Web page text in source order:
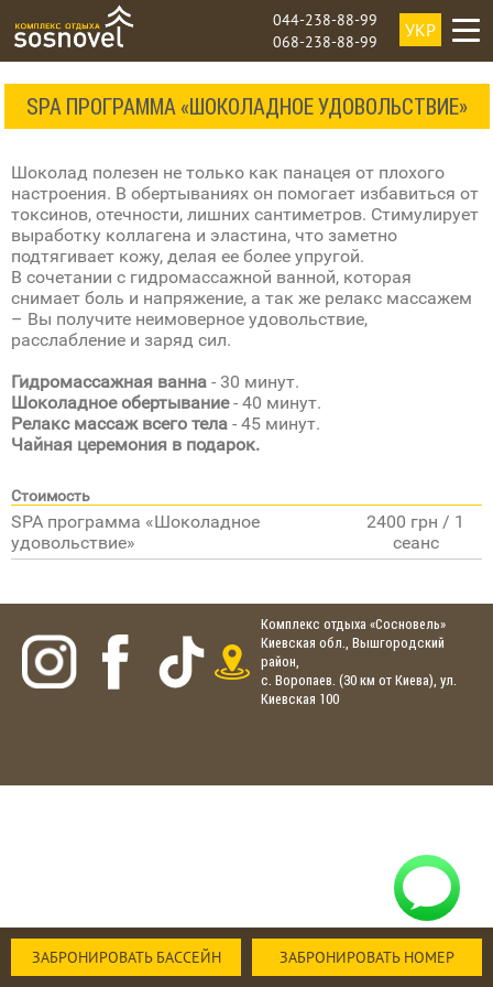
044-238-88-99
068-238-88-99
УКР
SPA ПРОГРАММА «ШОКОЛАДНОЕ УДОВОЛЬСТВИЕ»
Шоколад полезен не только как панацея от плохого
настроения. В обертываниях он помогает избавиться от
токсинов, отечности, лишних сантиметров. Стимулирует
выработку коллагена и эластина, что заметно
подтягивает кожу, делая ее более упругой.
В сочетании с гидромассажной ванной, которая
снимает боль и напряжение, а так же релакс массажем
– Вы получите неимоверное удовольствие,
расслабление и заряд сил.
Гидромассажная ванна - 30 минут.
Шоколадное обертывание- 40 минут.
Релакс массаж всего тела - 45 минут.
Чайная церемония в подарок.
Стоимость
SPA программа «Шоколадное
удовольствие»
2400 грн / 1
сеанс
Комплекс отдыха «Сосновель»
Киевская обл., Вышгородский
район,
с. Воропаев. (30 км от Киева), ул.
Киевская 100
ЗАБРОНИРОВАТЬ БАССЕЙН ЗАБРОНИРОВАТЬ НОМЕР